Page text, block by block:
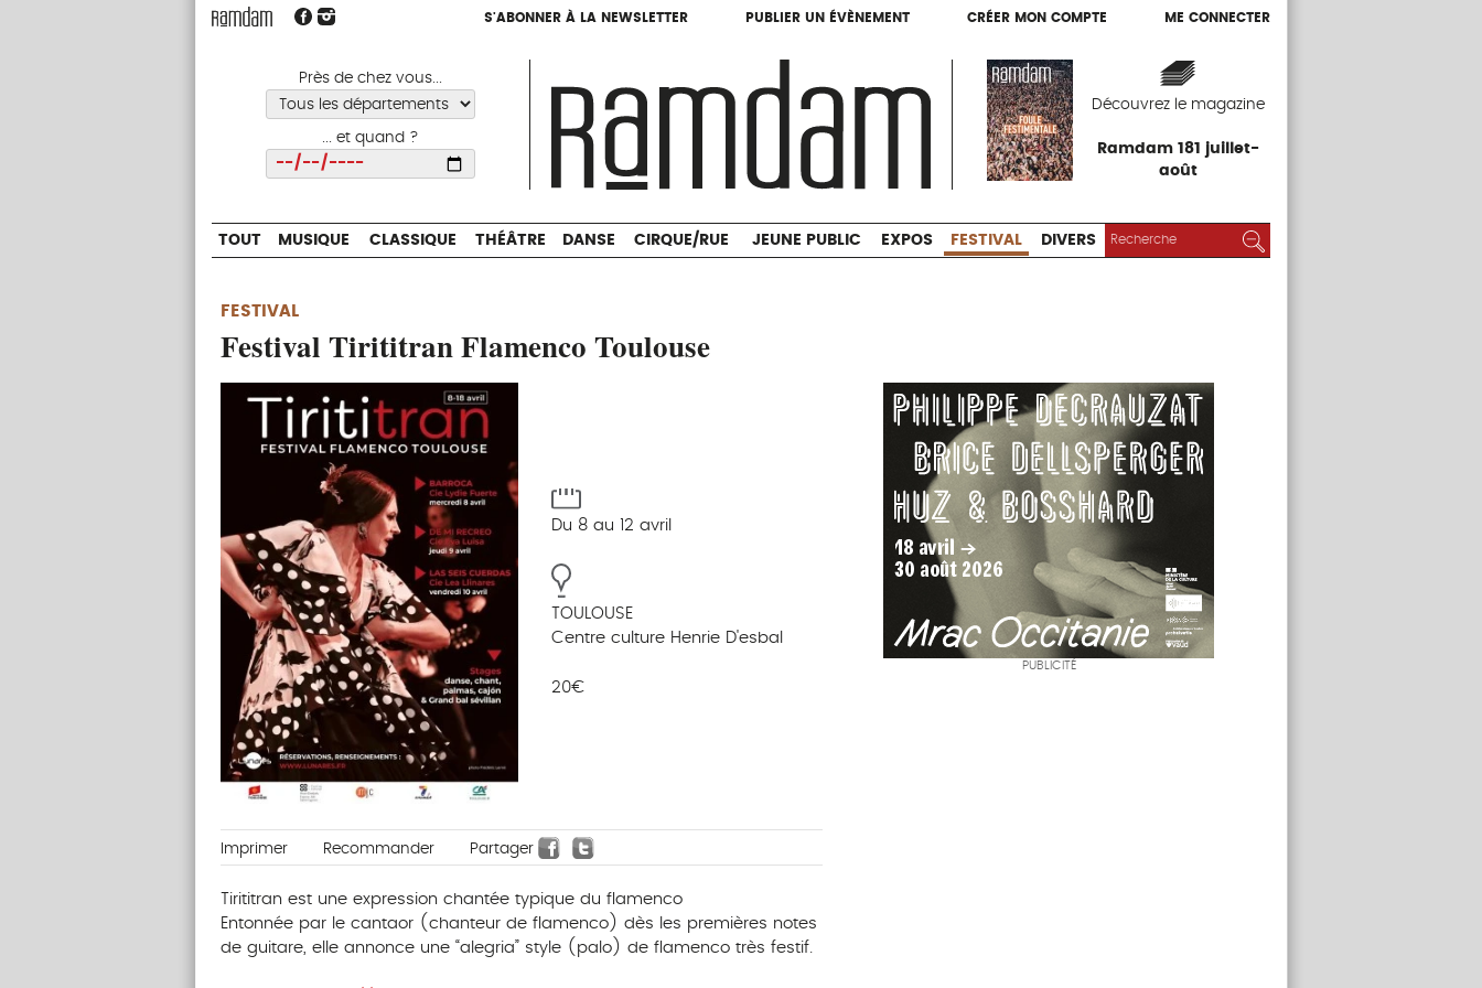
S'ABONNER À LA NEWSLETTER PUBLIER UN ÉVÈNEMENT CRÉER MON COMPTE ME CONNECTER
Près de chez vous...
... et quand ?
Découvrez le magazine
Ramdam 181 juillet-
août
S'ABONNER À LA NEWSLETTER PUBLIER UN ÉVÈNEMENT CRÉER MON COMPTE ME CONNECTER
CIRQUE/RUE JEUNE PUBLIC EXPOS
TOUT MUSIQUE CLASSIQUE THÉÂTRE DANSE CIRQUE/RUE JEUNE PUBLIC EXPOS FESTIVAL DIVERS RECHERCHER :
FESTIVAL
Festival Tirititran Flamenco Toulouse
Du 8 au 12 avril
TOULOUSE
Centre culture Henrie D'esbal
20€
Imprimer Recommander Partager
Tirititran est une expression chantée typique du flamenco
Entonnée par le cantaor (chanteur de flamenco) dès les premières notes
de guitare, elle annonce une “alegria” style (palo) de flamenco très festif.
PUBLICITÉ